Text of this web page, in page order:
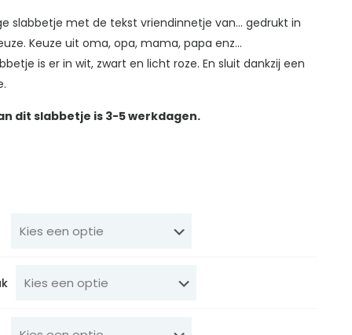
slabbetje met de tekst vriendinnetje van… gedrukt in
Keuze uit oma, opa, mama, papa enz…
is er in wit, zwart en licht roze. En sluit dankzij een
dit slabbetje is 3-5 werkdagen.